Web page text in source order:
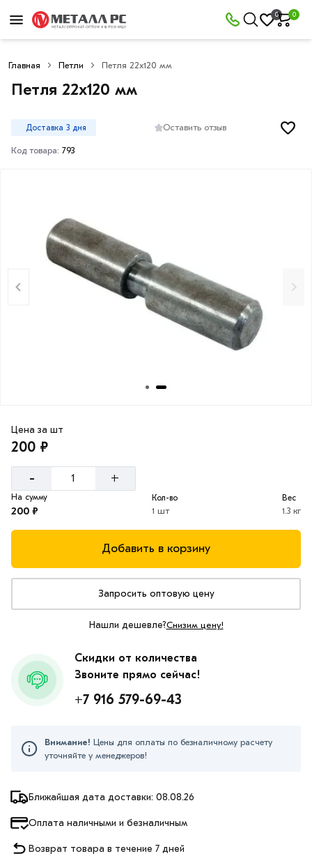
0 0
Главная Петли Петля 22х120 мм
Петля 22х120 мм
Доставка 3 дня Оставить отзыв
Код товара: 793
Ближайшая дата доставки: 08.08.26
Оплата наличными и безналичным
Возврат товара в течение 7 дней
Цена за шт
200 ₽
- +
На сумму
200 ₽
Кол-во
1 шт
Вес
1.3 кг
Добавить в корзину
Запросить оптовую цену
Нашли дешевле?Снизим цену!
Скидки от количества
Звоните прямо сейчас!
+7 916 579-69-43
Внимание! Цены для оплаты по безналичному расчету
уточняйте у менеджеров!